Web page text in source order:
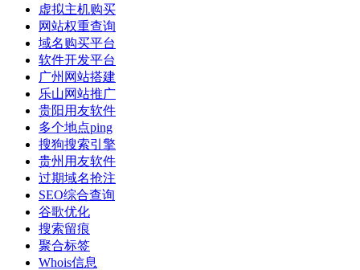
虚拟主机购买
网站权重查询
域名购买平台
软件开发平台
广州网站搭建
乐山网站推广
贵阳用友软件
多个地点ping
搜狗搜索引擎
贵州用友软件
过期域名抢注
SEO综合查询
谷歌优化
搜索留痕
聚合标签
Whois信息